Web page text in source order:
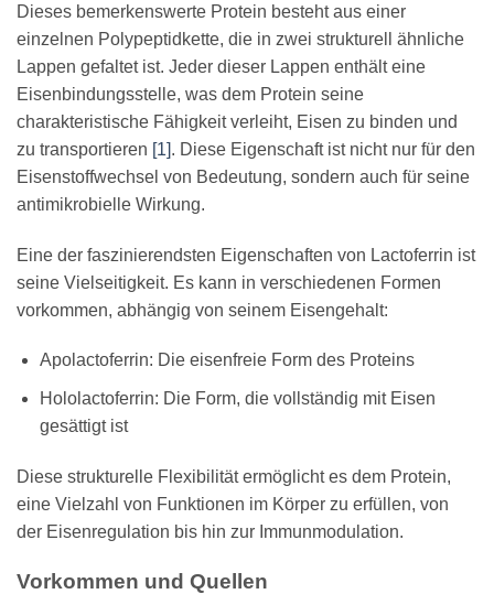
Dieses bemerkenswerte Protein besteht aus einer
einzelnen Polypeptidkette, die in zwei strukturell ähnliche
Lappen gefaltet ist. Jeder dieser Lappen enthält eine
Eisenbindungsstelle, was dem Protein seine
charakteristische Fähigkeit verleiht, Eisen zu binden und
zu transportieren [1]. Diese Eigenschaft ist nicht nur für den
Eisenstoffwechsel von Bedeutung, sondern auch für seine
antimikrobielle Wirkung.
Eine der faszinierendsten Eigenschaften von Lactoferrin ist
seine Vielseitigkeit. Es kann in verschiedenen Formen
vorkommen, abhängig von seinem Eisengehalt:
Apolactoferrin: Die eisenfreie Form des Proteins
Hololactoferrin: Die Form, die vollständig mit Eisen
gesättigt ist
Diese strukturelle Flexibilität ermöglicht es dem Protein,
eine Vielzahl von Funktionen im Körper zu erfüllen, von
der Eisenregulation bis hin zur Immunmodulation.
Vorkommen und Quellen